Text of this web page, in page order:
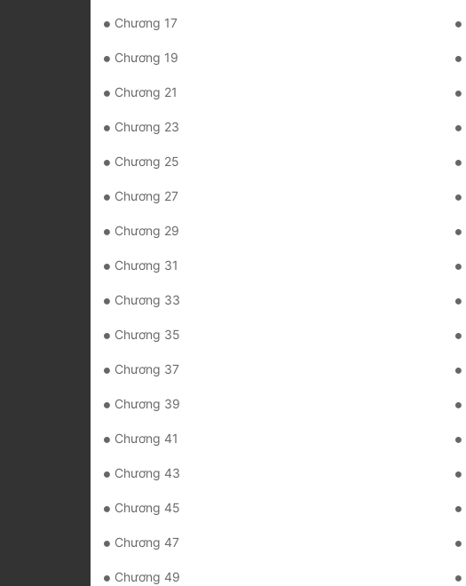
Chương 17
Chương 19
Chương 21
Chương 23
Chương 25
Chương 27
Chương 29
Chương 31
Chương 33
Chương 35
Chương 37
Chương 39
Chương 41
Chương 43
Chương 45
Chương 47
Chương 49